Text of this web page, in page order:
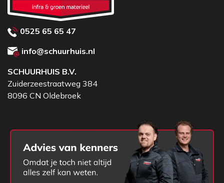
0525 65 65 47
info@schuurhuis.nl
SCHUURHUIS B.V.
Zuiderzeestraatweg 384
8096 CN Oldebroek